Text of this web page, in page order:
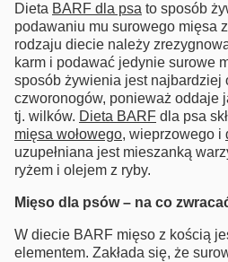
Dieta BARF dla psa to sposób
podawaniu mu surowego mięsa
rodzaju diecie należy
karm i podawać jedynie surowe
sposób żywienia jest najbardziej
czworonogów, ponieważ oddaje
tj. wilków. Dieta BARF dla psa
mięsa wołowego, wieprzowego i
uzupełniana jest mieszanką
ryżem i olejem z ryby.
Mięso dla psów– na co
W diecie BARF mięso z kością
elementem. Zakłada się, że